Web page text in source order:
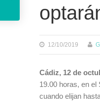
12/10/2019
Cádiz, 12 de
19.00 horas, en
cuando elijan